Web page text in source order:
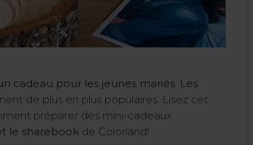
cadeau pour les jeunes mariés. Les
de plus en plus populaires. Lisez cet
préparer des mini-cadeaux
le sharebook de Colorland!